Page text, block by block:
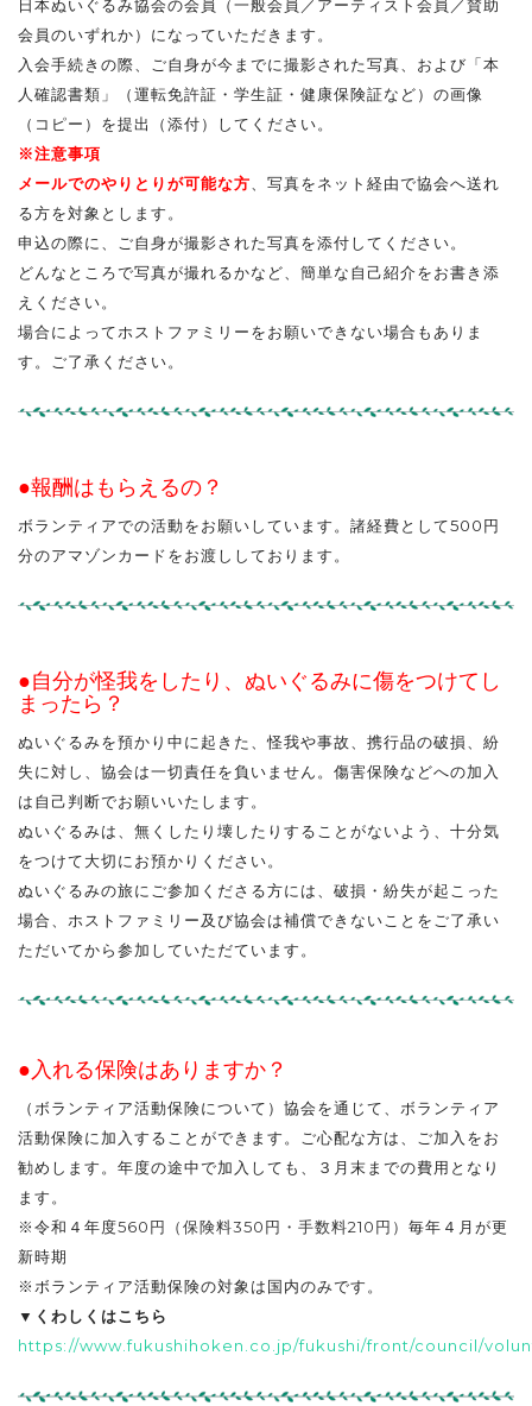
日本ぬいぐるみ協会の会員（一般会員／アーティスト会員／賛助
会員のいずれか）になっていただきます。
入会手続きの際、ご自身が今までに撮影された写真、および「本
人確認書類」（運転免許証・学生証・健康保険証など）の画像
（コピー）を提出（添付）してください。
※注意事項
メールでのやりとりが可能な方 、写真をネット経由で協会へ送れ
る方を対象とします。
申込の際に、ご自身が撮影された写真を添付してください。
どんなところで写真が撮れるかなど、簡単な自己紹介をお書き添
えください。
場合によってホストファミリーをお願いできない場合もありま
す。ご了承ください。
●報酬はもらえるの？
ボランティアでの活動をお願いしています。諸経費として500円
分のアマゾンカードをお渡ししております。
●自分が怪我をしたり、ぬいぐるみに傷をつけてし
まったら？
ぬいぐるみを預かり中に起きた、怪我や事故、携行品の破損、紛
失に対し、協会は一切責任を負いません。傷害保険などへの加入
は自己判断でお願いいたします。
ぬいぐるみは、無くしたり壊したりすることがないよう、十分気
をつけて大切にお預かりください。
ぬいぐるみの旅にご参加くださる方には、破損・紛失が起こった
場合、ホストファミリー及び協会は補償できないことをご了承い
ただいてから参加していただています。
●入れる保険はありますか？
（ボランティア活動保険について）協会を通じて、ボランティア
活動保険に加入することができます。ご心配な方は、ご加入をお
勧めします。年度の途中で加入しても、３月末までの費用となり
ます。
※令和４年度560円（保険料350円・手数料210円） 毎年４月が更
新時期
※ボランティア活動保険の対象は国内のみです。
▼くわしくはこちら
https://www.fukushihoken.co.jp/fukushi/front/council/